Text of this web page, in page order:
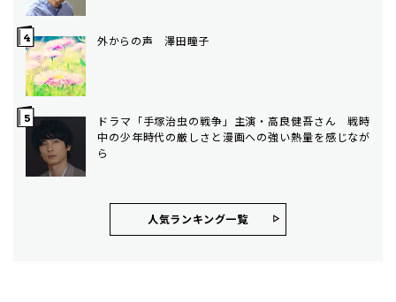
外からの声 澤田瞳子
ドラマ「手塚治虫の戦争」主演・高良健吾さん 戦時
中の少年時代の厳しさと漫画への強い熱量を感じなが
ら
人気ランキング⼀覧